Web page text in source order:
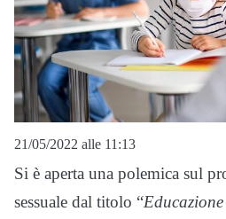
21/05/2022 alle 11:13
Si è aperta una polemica sul
sessuale dal titolo “